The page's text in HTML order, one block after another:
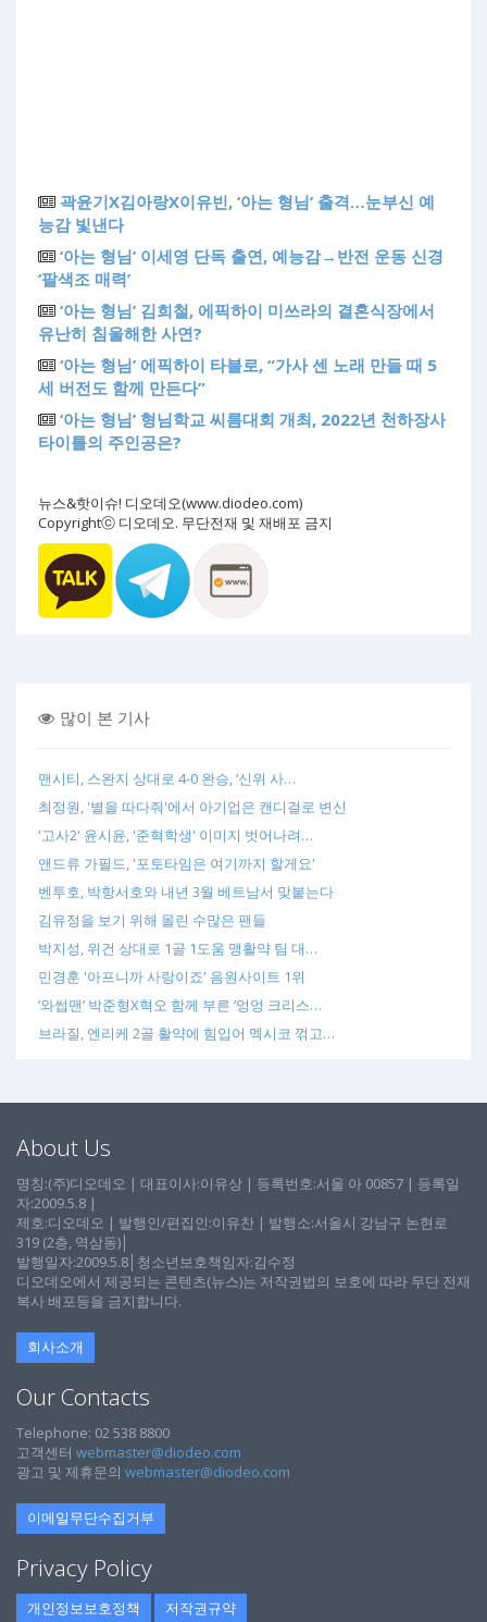
곽윤기X김아랑X이유빈, ‘아는 형님’ 출격…눈부신 예
능감 빛낸다
‘아는 형님’ 이세영 단독 출연, 예능감→반전 운동 신경
‘팔색조 매력’
‘아는 형님’ 김희철, 에픽하이 미쓰라의 결혼식장에서
유난히 침울해한 사연?
‘아는 형님’ 에픽하이 타블로, “가사 센 노래 만들 때 5
세 버전도 함께 만든다”
‘아는 형님’ 형님학교 씨름대회 개최, 2022년 천하장사
타이틀의 주인공은?
뉴스&핫이슈! 디오데오(www.diodeo.com)
Copyrightⓒ 디오데오. 무단전재 및 재배포 금지
많이 본 기사
맨시티, 스완지 상대로 4-0 완승, ‘신위 사…
최정원, '별을 따다줘'에서 아기업은 캔디걸로 변신
'고사2' 윤시윤, '준혁학생' 이미지 벗어나려…
앤드류 가필드, '포토타임은 여기까지 할게요'
벤투호, 박항서호와 내년 3월 베트남서 맞붙는다
김유정을 보기 위해 몰린 수많은 팬들
박지성, 위건 상대로 1골 1도움 맹활약 팀 대…
민경훈 '아프니까 사랑이죠' 음원사이트 1위
‘와썹맨’ 박준형X혁오 함께 부른 ‘엉엉 크리스…
브라질, 엔리케 2골 활약에 힘입어 멕시코 꺾고…
About Us
명칭:(주)디오데오 | 대표이사:이유상 | 등록번호:서울 아 00857 | 등록일
자:2009.5.8 |
제호:디오데오 | 발행인/편집인:이유찬 | 발행소:서울시 강남구 논현로
319 (2층, 역삼동)│
발행일자:2009.5.8│청소년보호책임자:김수정
디오데오에서 제공되는 콘텐츠(뉴스)는 저작권법의 보호에 따라 무단 전재
복사 배포등을 금지합니다.
회사소개
Our Contacts
Telephone: 02 538 8800
고객센터 webmaster@diodeo.com
광고 및 제휴문의 webmaster@diodeo.com
이메일무단수집거부
Privacy Policy
개인정보보호정책 저작권규약